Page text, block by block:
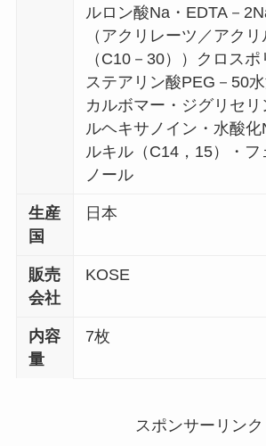
ルロン酸Na・EDTA－
（アクリレーツ／アク
（C10－30））クロス
ステアリン酸PEG－50
カルボマー・ジグリセ
ルヘキサノイン・水酸
ルキル（C14，15）・フ
ノール
生産
国
日本
販売
会社
KOSE
内容
量
7枚
スポンサーリンク